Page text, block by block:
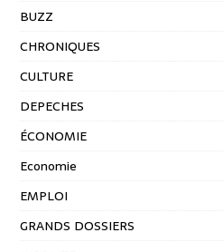
BUZZ
CHRONIQUES
CULTURE
DEPECHES
ÉCONOMIE
Economie
EMPLOI
GRANDS DOSSIERS